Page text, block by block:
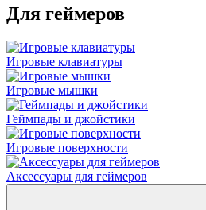
Для геймеров
Игровые клавиатуры
Игровые мышки
Геймпады и джойстики
Игровые поверхности
Аксессуары для геймеров